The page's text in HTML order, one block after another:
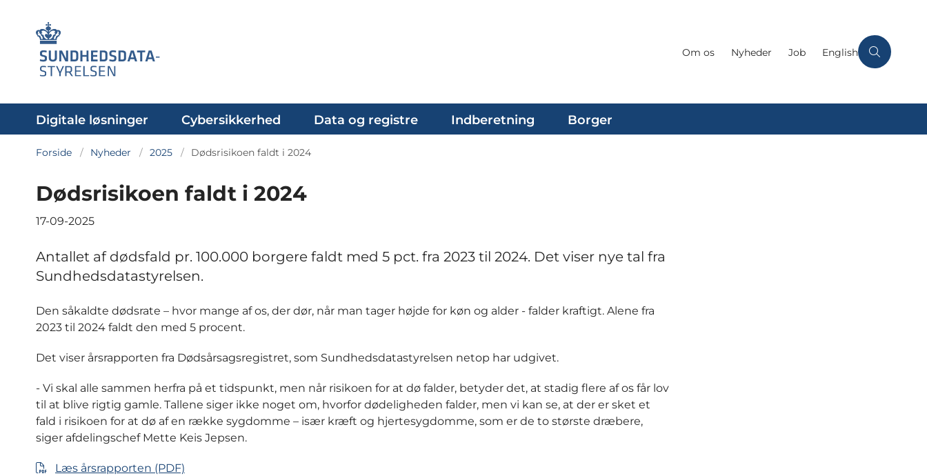
Om os Nyheder Job English
Digitale løsninger Cybersikkerhed Data og registre Indberetning Borger
Forside Nyheder 2025 Dødsrisikoen faldt i 2024
Dødsrisikoen faldt i 2024
17-09-2025
Antallet af dødsfald pr. 100.000 borgere faldt med 5 pct. fra 2023 til 2024. Det viser nye tal fra
Sundhedsdatastyrelsen.
Den såkaldte dødsrate – hvor mange af os, der dør, når man tager højde for køn og alder - falder kraftigt. Alene fra
2023 til 2024 faldt den med 5 procent.
Det viser årsrapporten fra Dødsårsagsregistret, som Sundhedsdatastyrelsen netop har udgivet.
- Vi skal alle sammen herfra på et tidspunkt, men når risikoen for at dø falder, betyder det, at stadig flere af os får lov
til at blive rigtig gamle. Tallene siger ikke noget om, hvorfor dødeligheden falder, men vi kan se, at der er sket et
fald i risikoen for at dø af en række sygdomme – især kræft og hjertesygdomme, som er de to største dræbere,
siger afdelingschef Mette Keis Jepsen.
Læs årsrapporten (PDF)